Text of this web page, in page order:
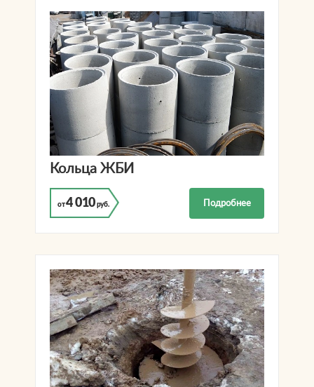
Кольца ЖБИ
от4 010 руб. Подробнее